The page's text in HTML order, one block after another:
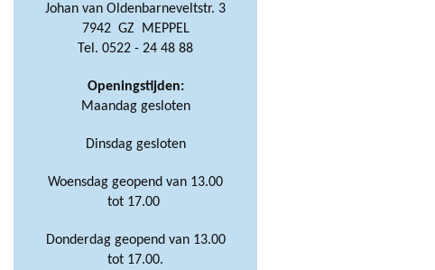
Johan van Oldenbarneveltstr. 3
7942 GZ MEPPEL
Tel. 0522 - 24 48 88
Openingstijden:
Maandag gesloten
Dinsdag gesloten
Woensdag geopend van 13.00
tot 17.00
Donderdag geopend van 13.00
tot 17.00.